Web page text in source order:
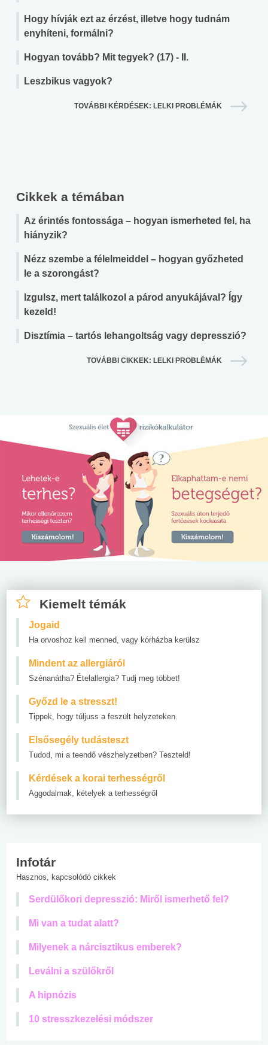
Hogy hívják ezt az érzést, illetve hogy tudnám
enyhíteni, formálni?
Hogyan tovább? Mit tegyek? (17) - II.
Leszbikus vagyok?
TOVÁBBI KÉRDÉSEK: LELKI PROBLÉMÁK
Cikkek a témában
Az érintés fontossága – hogyan ismerheted fel, ha
hiányzik?
Nézz szembe a félelmeiddel – hogyan győzheted
le a szorongást?
Izgulsz, mert találkozol a párod anyukájával? Így
kezeld!
Disztímia – tartós lehangoltság vagy depresszió?
TOVÁBBI CIKKEK: LELKI PROBLÉMÁK
Kiemelt témák
Jogaid
Ha orvoshoz kell menned, vagy kórházba kerülsz
Mindent az allergiáról
Szénanátha? Ételallergia? Tudj meg többet!
Győzd le a stresszt!
Tippek, hogy túljuss a feszült helyzeteken.
Elsősegély tudásteszt
Tudod, mi a teendő vészhelyzetben? Teszteld!
Kérdések a korai terhességről
Aggodalmak, kételyek a terhességről
Infotár
Hasznos, kapcsolódó cikkek
Serdülőkori depresszió: Miről ismerhető fel?
Mi van a tudat alatt?
Milyenek a nárcisztikus emberek?
Leválni a szülőkről
A hipnózis
10 stresszkezelési módszer